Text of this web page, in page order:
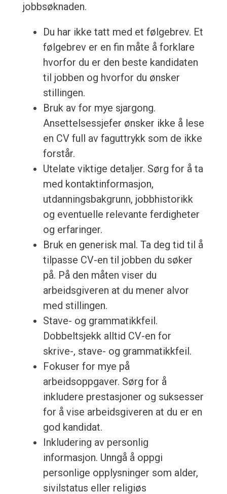
jobbsøknaden.
Du har ikke tatt med et følgebrev. Et
følgebrev er en fin måte å forklare
hvorfor du er den beste kandidaten
til jobben og hvorfor du ønsker
stillingen.
Bruk av for mye sjargong.
Ansettelsessjefer ønsker ikke å lese
en CV full av faguttrykk som de ikke
forstår.
Utelate viktige detaljer. Sørg for å ta
med kontaktinformasjon,
utdanningsbakgrunn, jobbhistorikk
og eventuelle relevante ferdigheter
og erfaringer.
Bruk en generisk mal. Ta deg tid til å
tilpasse CV-en til jobben du søker
på. På den måten viser du
arbeidsgiveren at du mener alvor
med stillingen.
Stave- og grammatikkfeil.
Dobbeltsjekk alltid CV-en for
skrive-, stave- og grammatikkfeil.
Fokuser for mye på
arbeidsoppgaver. Sørg for å
inkludere prestasjoner og suksesser
for å vise arbeidsgiveren at du er en
god kandidat.
Inkludering av personlig
informasjon. Unngå å oppgi
personlige opplysninger som alder,
sivilstatus eller religiøs